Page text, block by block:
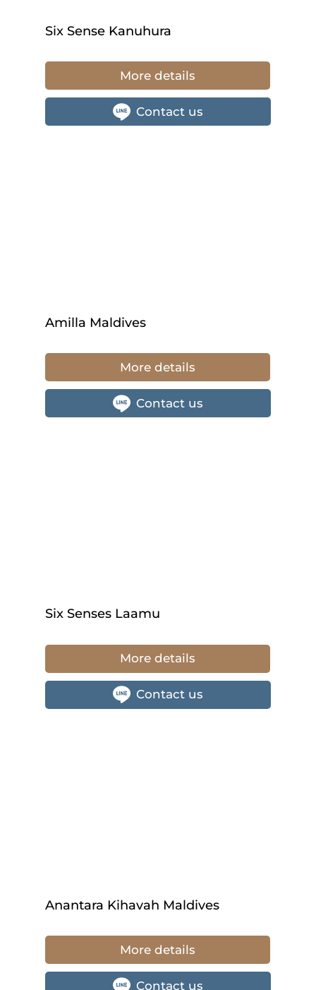
Six Sense Kanuhura
More details
Contact us
Amilla Maldives
More details
Contact us
Six Senses Laamu
More details
Contact us
Anantara Kihavah Maldives
More details
Contact us